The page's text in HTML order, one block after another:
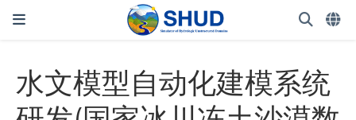
水文模型自动化建模系统